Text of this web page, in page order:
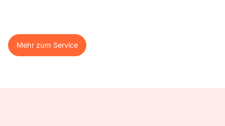
Mehr zum Service
Mehr zum Service